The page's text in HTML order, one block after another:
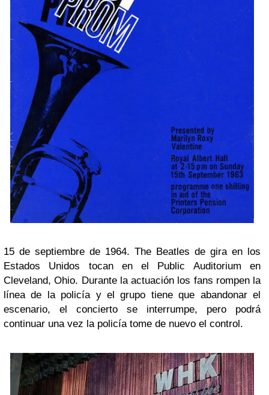
15 de septiembre de 1964. The Beatles de gira en los
Estados Unidos tocan en el Public Auditorium en
Cleveland, Ohio. Durante la actuación los fans rompen la
línea de la policía y el grupo tiene que abandonar el
escenario, el concierto se interrumpe, pero podrá
continuar una vez la policía tome de nuevo el control.